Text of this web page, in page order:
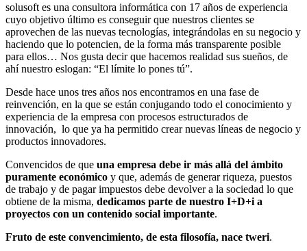
solusoft es una consultora informática con 17 años de experiencia
cuyo objetivo último es conseguir que nuestros clientes se
aprovechen de las nuevas tecnologías, integrándolas en su negocio y
haciendo que lo potencien, de la forma más transparente posible
para ellos… Nos gusta decir que hacemos realidad sus sueños, de
ahí nuestro eslogan: “El límite lo pones tú”.
Desde hace unos tres años nos encontramos en una fase de
reinvención, en la que se están conjugando todo el conocimiento y
experiencia de la empresa con procesos estructurados de
innovación, lo que ya ha permitido crear nuevas líneas de negocio y
productos innovadores.
Convencidos de que una empresa debe ir más allá del ámbito
puramente económico y que, además de generar riqueza, puestos
de trabajo y de pagar impuestos debe devolver a la sociedad lo que
obtiene de la misma, dedicamos parte de nuestro I+D+i a
proyectos con un contenido social importante.
Fruto de este convencimiento, de esta filosofía, nace tweri.